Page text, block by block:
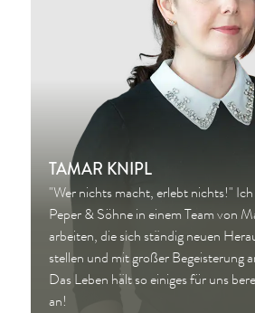
TAMAR KNIPL
"Wer nichts macht, erlebt nichts!"
Peper & Söhne in einem Team von
arbeiten, die sich ständig neuen
stellen und mit großer Begeisterung
Das Leben hält so einiges für uns
an!